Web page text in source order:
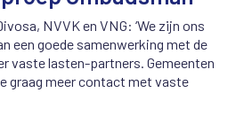
NVVK en VNG: ‘We zijn ons
een goede samenwerking met de
vaste lasten-partners. Gemeenten
graag meer contact met vaste